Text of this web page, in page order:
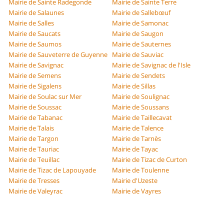
Mairie de Sainte Radegonde
Mairie de Sainte Terre
Mairie de Salaunes
Mairie de Sallebœuf
Mairie de Salles
Mairie de Samonac
Mairie de Saucats
Mairie de Saugon
Mairie de Saumos
Mairie de Sauternes
Mairie de Sauveterre de Guyenne Mairie de Sauviac
Mairie de Savignac
Mairie de Savignac de l'Isle
Mairie de Semens
Mairie de Sendets
Mairie de Sigalens
Mairie de Sillas
Mairie de Soulac sur Mer
Mairie de Soulignac
Mairie de Soussac
Mairie de Soussans
Mairie de Tabanac
Mairie de Taillecavat
Mairie de Talais
Mairie de Talence
Mairie de Targon
Mairie de Tarnès
Mairie de Tauriac
Mairie de Tayac
Mairie de Teuillac
Mairie de Tizac de Curton
Mairie de Tizac de Lapouyade
Mairie de Toulenne
Mairie de Tresses
Mairie d'Uzeste
Mairie de Valeyrac
Mairie de Vayres